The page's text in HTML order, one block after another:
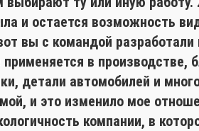
и остается возможность
вы с командой разработали
в производстве,
детали автомобилей и
и это изменило мое
компании, в